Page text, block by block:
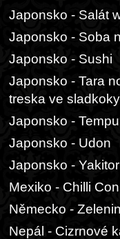
Japonsko - Salát
Japonsko - Soba
Japonsko - Sushi
Japonsko - Tara
treska ve
Japonsko -
Japonsko - Udon
Japonsko -
Mexiko - Chilli
Německo -
Nepál - Cizrnové